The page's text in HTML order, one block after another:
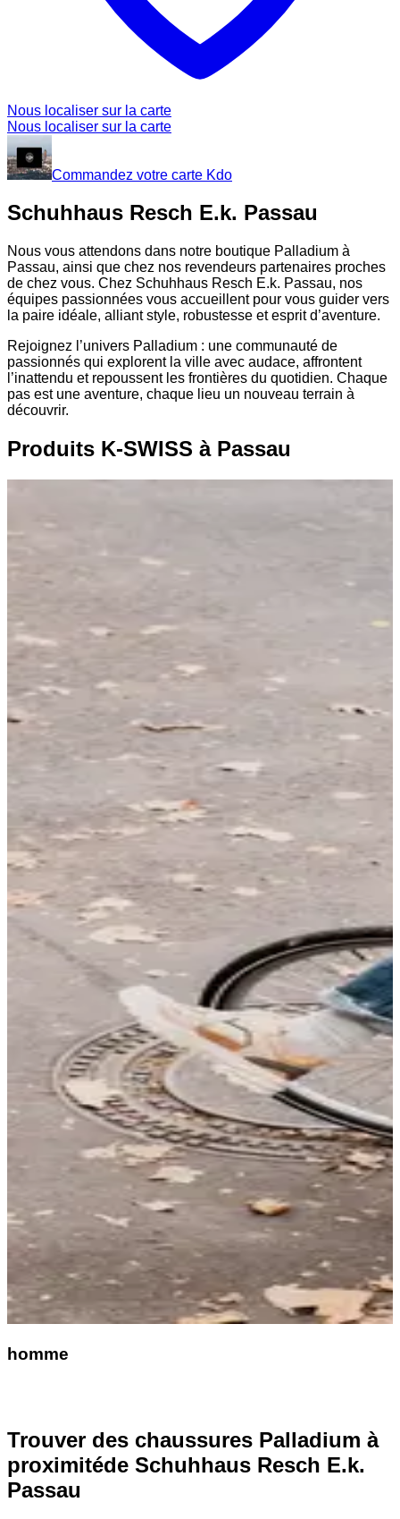
Nous localiser sur la carte
Nous localiser sur la carte
Commandez votre carte Kdo
Schuhhaus Resch E.k. Passau
Nous vous attendons dans notre boutique Palladium à
Passau, ainsi que chez nos revendeurs partenaires proches
de chez vous. Chez Schuhhaus Resch E.k. Passau, nos
équipes passionnées vous accueillent pour vous guider vers
la paire idéale, alliant style, robustesse et esprit d’aventure.
Rejoignez l’univers Palladium : une communauté de
passionnés qui explorent la ville avec audace, affrontent
l’inattendu et repoussent les frontières du quotidien. Chaque
pas est une aventure, chaque lieu un nouveau terrain à
découvrir.
Produits K-SWISS à Passau
homme
Trouver des chaussures Palladium à
proximitéde Schuhhaus Resch E.k.
Passau